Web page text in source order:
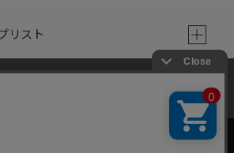
リスト
ト
の向上およびコンテンツの最適な提供、ト
的としてCookieを使用しています。
た場合、Cookieの利用に同意したことも